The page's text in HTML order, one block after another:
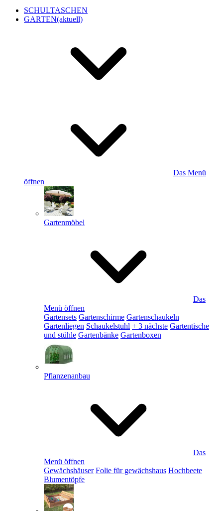
SCHULTASCHEN
GARTEN(aktuell)
Das Menü
öffnen
Gartenmöbel
Das
Menü öffnen
Gartensets Gartenschirme Gartenschaukeln
Gartenliegen Schaukelstuhl + 3 nächste Gartentische
und stühle Gartenbänke Gartenboxen
Pflanzenanbau
Das
Menü öffnen
Gewächshäuser Folie für gewächshaus Hochbeete
Blumentöpfe